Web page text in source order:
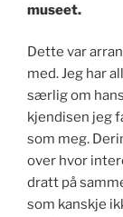
museet.
Dette var
med. Jeg har
særlig om
kjendisen jeg
som meg.
over hvor
dratt på
som kanskje